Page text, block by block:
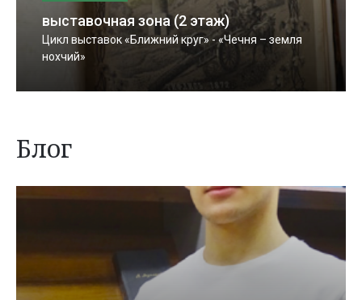
выставочная зона (2 этаж)
Цикл выставок «Ближний круг» - «Чечня – земля
нохчий»
Блог